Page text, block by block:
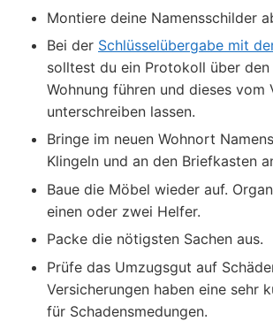
Montiere deine Namensschilder
Bei der Schlüsselübergabe mit
solltest du ein Protokoll über
Wohnung führen und dieses vom
unterschreiben lassen.
Bringe im neuen Wohnort
Klingeln und an den Briefkasten
Baue die Möbel wieder auf.
einen oder zwei Helfer.
Packe die nötigsten Sachen aus.
Prüfe das Umzugsgut auf
Versicherungen haben eine sehr
für Schadensmedungen.